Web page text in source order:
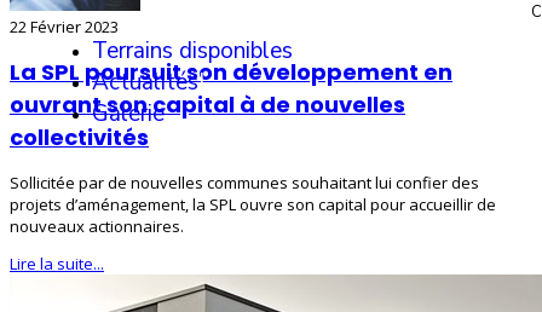
Terrains disponibles
ActualitésI
Galerie
22 Février 2023
La SPL poursuit son développement en
ouvrant son capital à de nouvelles
collectivités
Sollicitée par de nouvelles communes souhaitant lui confier des
projets d’aménagement, la SPL ouvre son capital pour accueillir de
nouveaux actionnaires.
Lire la suite...